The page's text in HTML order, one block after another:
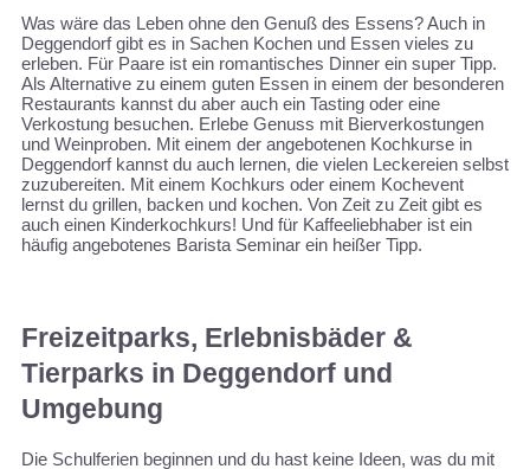
Was wäre das Leben ohne den Genuß des Essens? Auch in
Deggendorf gibt es in Sachen Kochen und Essen vieles zu
erleben. Für Paare ist ein romantisches Dinner ein super Tipp.
Als Alternative zu einem guten Essen in einem der besonderen
Restaurants kannst du aber auch ein Tasting oder eine
Verkostung besuchen. Erlebe Genuss mit Bierverkostungen
und Weinproben. Mit einem der angebotenen Kochkurse in
Deggendorf kannst du auch lernen, die vielen Leckereien selbst
zuzubereiten. Mit einem Kochkurs oder einem Kochevent
lernst du grillen, backen und kochen. Von Zeit zu Zeit gibt es
auch einen Kinderkochkurs! Und für Kaffeeliebhaber ist ein
häufig angebotenes Barista Seminar ein heißer Tipp.
Freizeitparks, Erlebnisbäder &
Tierparks in Deggendorf und
Umgebung
Die Schulferien beginnen und du hast keine Ideen, was du mit